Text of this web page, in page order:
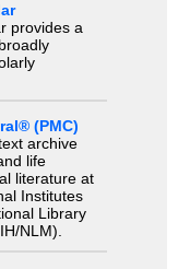
provides a
(PMC)
archive
life
literature at
Institutes
Library
NLM).